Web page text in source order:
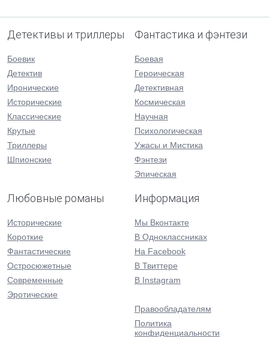
Детективы и триллеры
Боевик
Детектив
Иронические
Исторические
Классические
Крутые
Триллеры
Шпионские
Фантастика и фэнтези
Боевая
Героическая
Детективная
Космическая
Научная
Психологическая
Ужасы и Мистика
Фэнтези
Эпическая
Любовные романы
Исторические
Короткие
Фантастические
Остросюжетные
Современные
Эротические
Информация
Мы Вконтакте
В Одноклассниках
На Facebook
В Твиттере
В Instagram
Правообладателям
Политика
конфиденциальности